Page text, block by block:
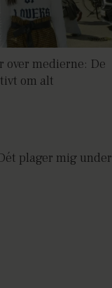
over medierne: De
om alt
plager mig under